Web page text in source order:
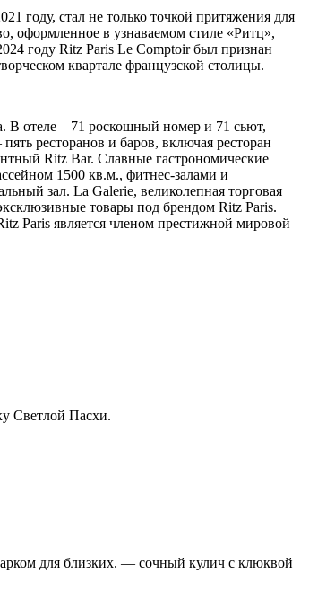
году, стал не только точкой притяжения для
оформленное в узнаваемом стиле «Ритц»,
году Ritz Paris Le Comptoir был признан
квартале французской столицы.
В отеле – 71 роскошный номер и 71 сьют,
ресторанов и баров, включая ресторан
Ritz Bar. Славные гастрономические
1500 кв.м., фитнес-залами и
зал. La Galerie, великолепная торговая
товары под брендом Ritz Paris.
Paris является членом престижной мировой
Светлой Пасхи.
для близких. — сочный кулич с клюквой